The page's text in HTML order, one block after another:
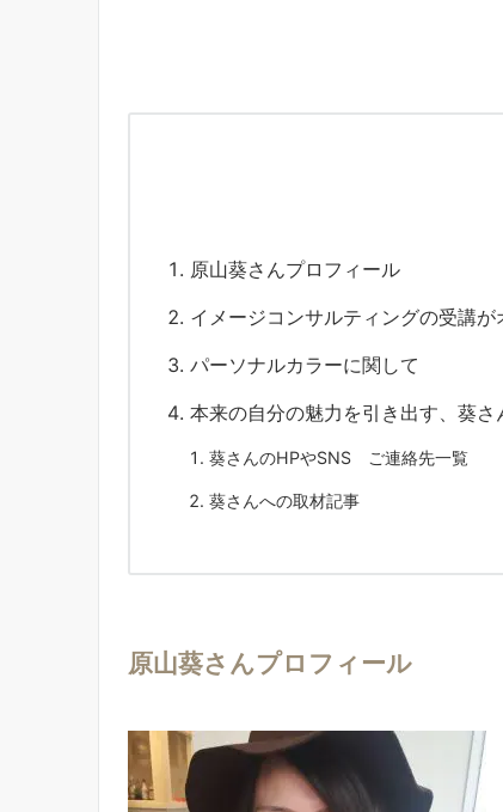
原山葵さんプロフィール
イメージコンサルティングの受講が
パーソナルカラーに関して
本来の自分の魅力を引き出す、葵さ
葵さんのHPやSNS ご連絡先一覧
葵さんへの取材記事
原山葵さんプロフィール